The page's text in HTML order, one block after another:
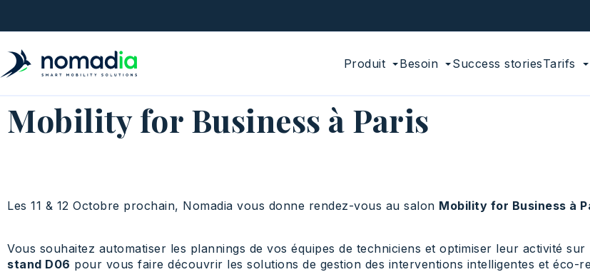
Produit Besoin Success storiesTarifs
Mobility for Business à Paris
Les 11 & 12 Octobre prochain, Nomadia vous donne rendez-vous au salon Mobility for Business à
Vous souhaitez automatiser les plannings de vos équipes de techniciens et optimiser leur activité
stand D06 pour vous faire découvrir les solutions de gestion des interventions intelligentes et éco-